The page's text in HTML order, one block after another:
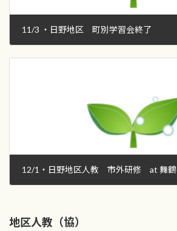
11/3 ・日野地区 町別学習会終了
12/1・日野地区人教 市外研修 at 舞鶴
地区人教（協）